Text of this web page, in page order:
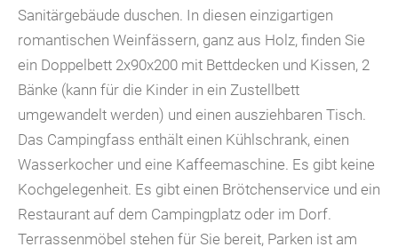
Sanitärgebäude duschen. In diesen einzigartigen
romantischen Weinfässern, ganz aus Holz, finden Sie
ein Doppelbett 2x90x200 mit Bettdecken und Kissen, 2
Bänke (kann für die Kinder in ein Zustellbett
umgewandelt werden) und einen ausziehbaren Tisch.
Das Campingfass enthält einen Kühlschrank, einen
Wasserkocher und eine Kaffeemaschine. Es gibt keine
Kochgelegenheit. Es gibt einen Brötchenservice und ein
Restaurant auf dem Campingplatz oder im Dorf.
Terrassenmöbel stehen für Sie bereit, Parken ist am